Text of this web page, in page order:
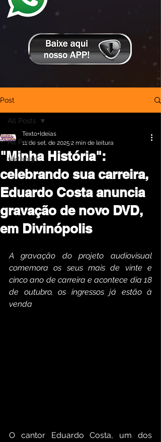
Post
All Posts
sertanejo
All Posts
"Minha História":
celebrando sua carreira,
Eduardo Costa anuncia
gravação de novo DVD,
em Divinópolis
Texto+Ideias
11 de set. de 2025 2 min de leitura
A gravação do projeto audiovisual
comemora os seus mais de vinte e
cinco ano de carreira e acontece dia 18
de outubro, os ingressos já estão à
venda
O cantor Eduardo Costa, um dos